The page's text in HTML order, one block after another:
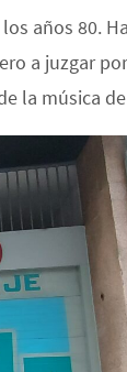
años 80.
a juzgar
la música